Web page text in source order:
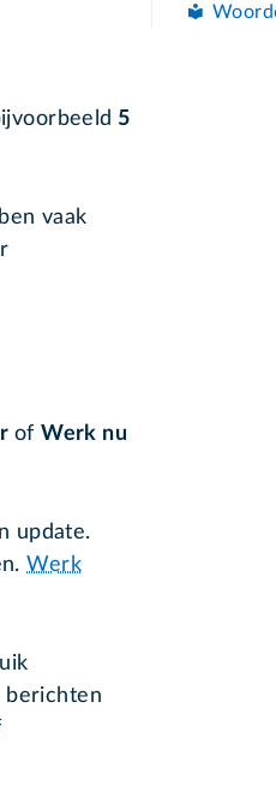
5
vaak
ofWerk nu
update.
Werk
berichten